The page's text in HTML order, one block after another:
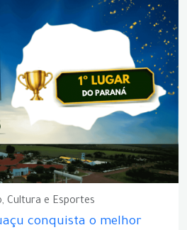
Cultura e Esportes
conquista o melhor